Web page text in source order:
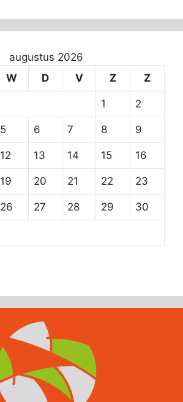
augustus 2026
W D V Z Z
1 2
5 6 7 8 9
12 13 14 15 16
19 20 21 22 23
26 27 28 29 30